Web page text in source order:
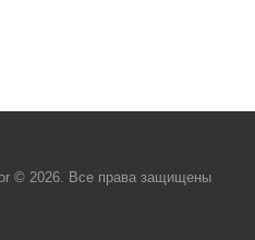
© 2026. Все права защищены